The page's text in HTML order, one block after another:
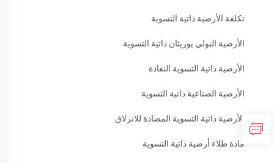
تكلفة الأرضية ذاتية التسوية
الأرضية البولي يوريثان ذاتية التسوية
الأرضية ذاتية التسوية النفاذة
الأرضية الصناعية ذاتية التسوية
الأرضية ذاتية التسوية المضادة للانزلاق
مادة طلاء أرضية ذاتية التسوية